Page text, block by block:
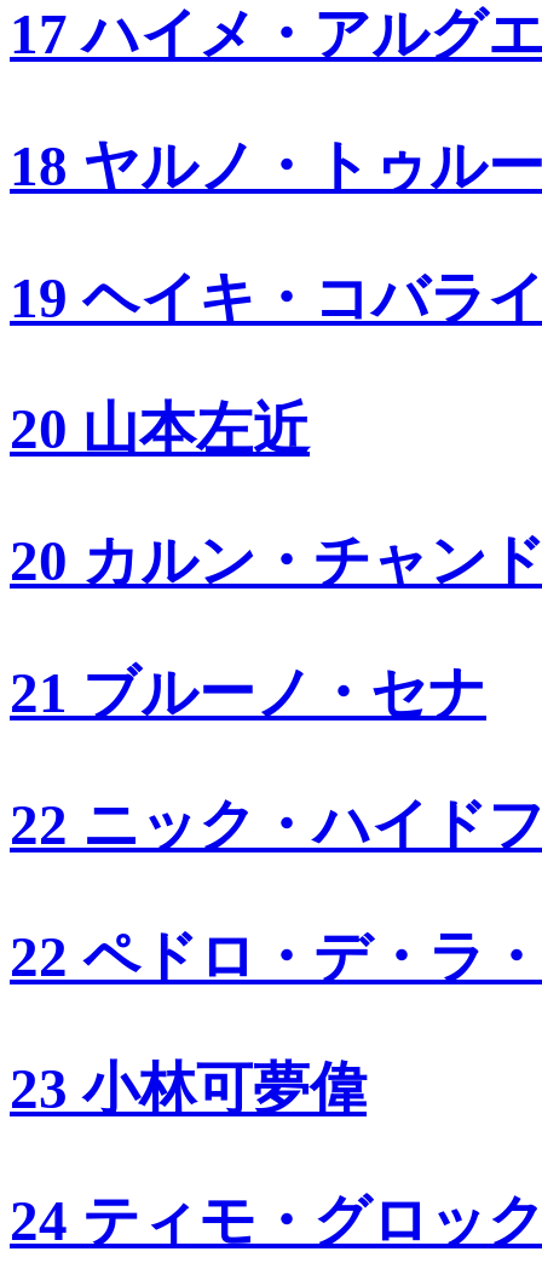
17 ハイメ・アルグ
18 ヤルノ・トゥル
19 ヘイキ・コバラ
20 山本左近
20 カルン・チャン
21 ブルーノ・セナ
22 ニック・ハイド
22 ペドロ・デ・ラ
23 小林可夢偉
24 ティモ・グロッ